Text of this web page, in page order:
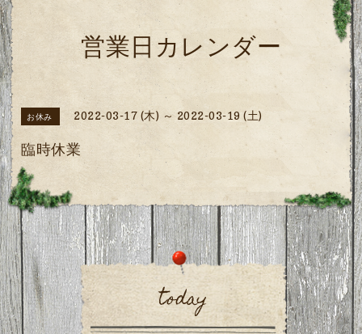
営業日カレンダー
お休み 2022-03-17 (木) ～ 2022-03-19 (土)
臨時休業
today